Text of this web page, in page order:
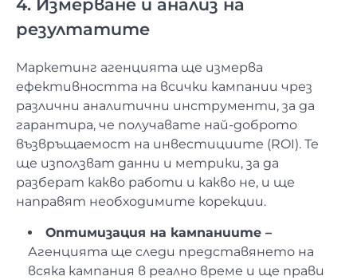
4. Измерване и анализ на
резултатите
Маркетинг агенцията ще измерва
ефективността на всички кампании чрез
различни аналитични инструменти, за да
гарантира, че получавате най-доброто
възвръщаемост на инвестициите (ROI). Те
ще използват данни и метрики, за да
разберат какво работи и какво не, и ще
направят необходимите корекции.
Оптимизация на кампаниите –
Агенцията ще следи представянето на
всяка кампания в реално време и ще прави